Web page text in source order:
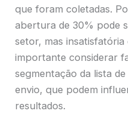
que foram coletadas.
abertura de 30% pode
setor, mas
importante considerar
segmentação da lista
envio, que podem
resultados.